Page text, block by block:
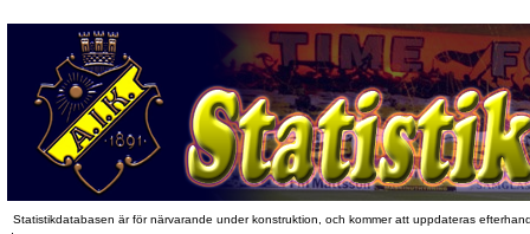
Statistikdatabasen är för närvarande under konstruktion, och kommer att uppdateras